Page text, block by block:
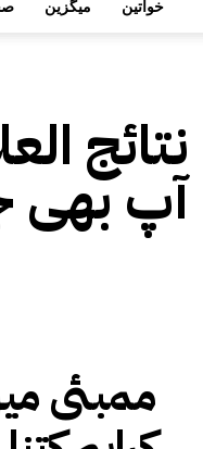
میگزین خواتین
نتائج
آپ بھی
ممبئی